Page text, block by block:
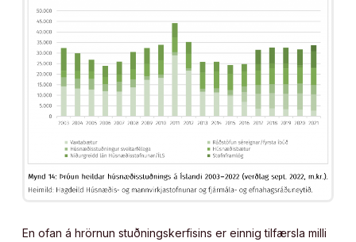
En ofan á hrörnun stuðningskerfisins er einnig tilfærsla milli